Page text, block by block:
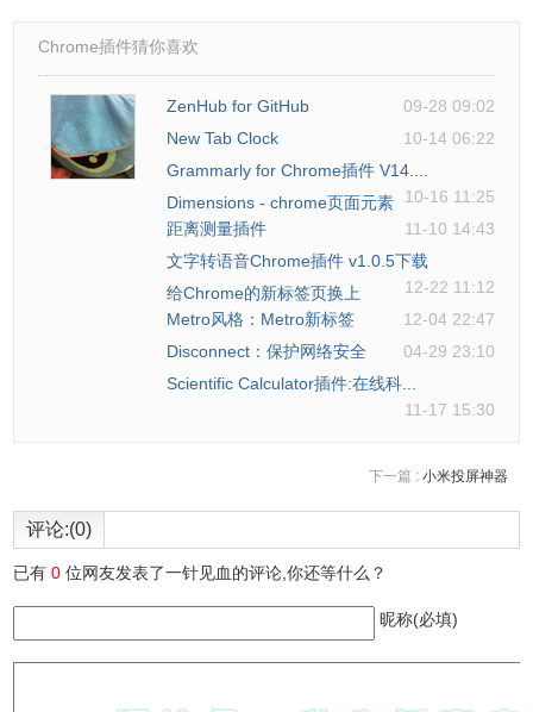
Chrome插件猜你喜欢
ZenHub for GitHub
09-28 09:02
New Tab Clock
10-14 06:22
Grammarly for Chrome插件 V14....
10-16 11:25
Dimensions - chrome页面元素
距离测量插件
11-10 14:43
文字转语音Chrome插件 v1.0.5下载
12-22 11:12
给Chrome的新标签页换上
Metro风格：Metro新标签
12-04 22:47
Disconnect：保护网络安全
04-29 23:10
Scientific Calculator插件:在线科...
11-17 15:30
下一篇 : 小米投屏神器
评论:(0)
已有0 位网友发表了一针见血的评论,你还等什么？
昵称(必填)